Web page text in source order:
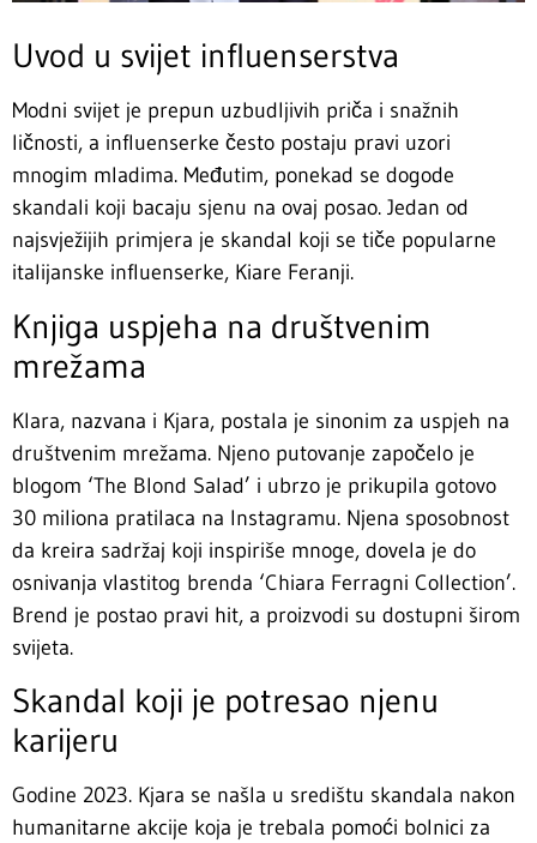
Uvod u svijet influenserstva
Modni svijet je prepun uzbudljivih priča i snažnih
ličnosti, a influenserke često postaju pravi uzori
mnogim mladima. Međutim, ponekad se dogode
skandali koji bacaju sjenu na ovaj posao. Jedan od
najsvježijih primjera je skandal koji se tiče popularne
italijanske influenserke, Kiare Feranji.
Knjiga uspjeha na društvenim
mrežama
Klara, nazvana i Kjara, postala je sinonim za uspjeh na
društvenim mrežama. Njeno putovanje započelo je
blogom ‘The Blond Salad’ i ubrzo je prikupila gotovo
30 miliona pratilaca na Instagramu. Njena sposobnost
da kreira sadržaj koji inspiriše mnoge, dovela je do
osnivanja vlastitog brenda ‘Chiara Ferragni Collection’.
Brend je postao pravi hit, a proizvodi su dostupni širom
svijeta.
Skandal koji je potresao njenu
karijeru
Godine 2023. Kjara se našla u središtu skandala nakon
humanitarne akcije koja je trebala pomoći bolnici za